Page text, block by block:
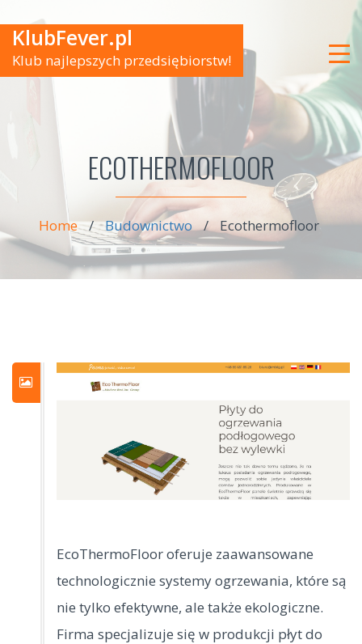
KlubFever.pl
Klub najlepszych przedsiębiorstw!
ECOTHERMOFLOOR
Home / Budownictwo / Ecothermofloor
EcoThermoFloor oferuje zaawansowane
technologicznie systemy ogrzewania, które są
nie tylko efektywne, ale także ekologiczne.
Firma specjalizuje się w produkcji płytdo